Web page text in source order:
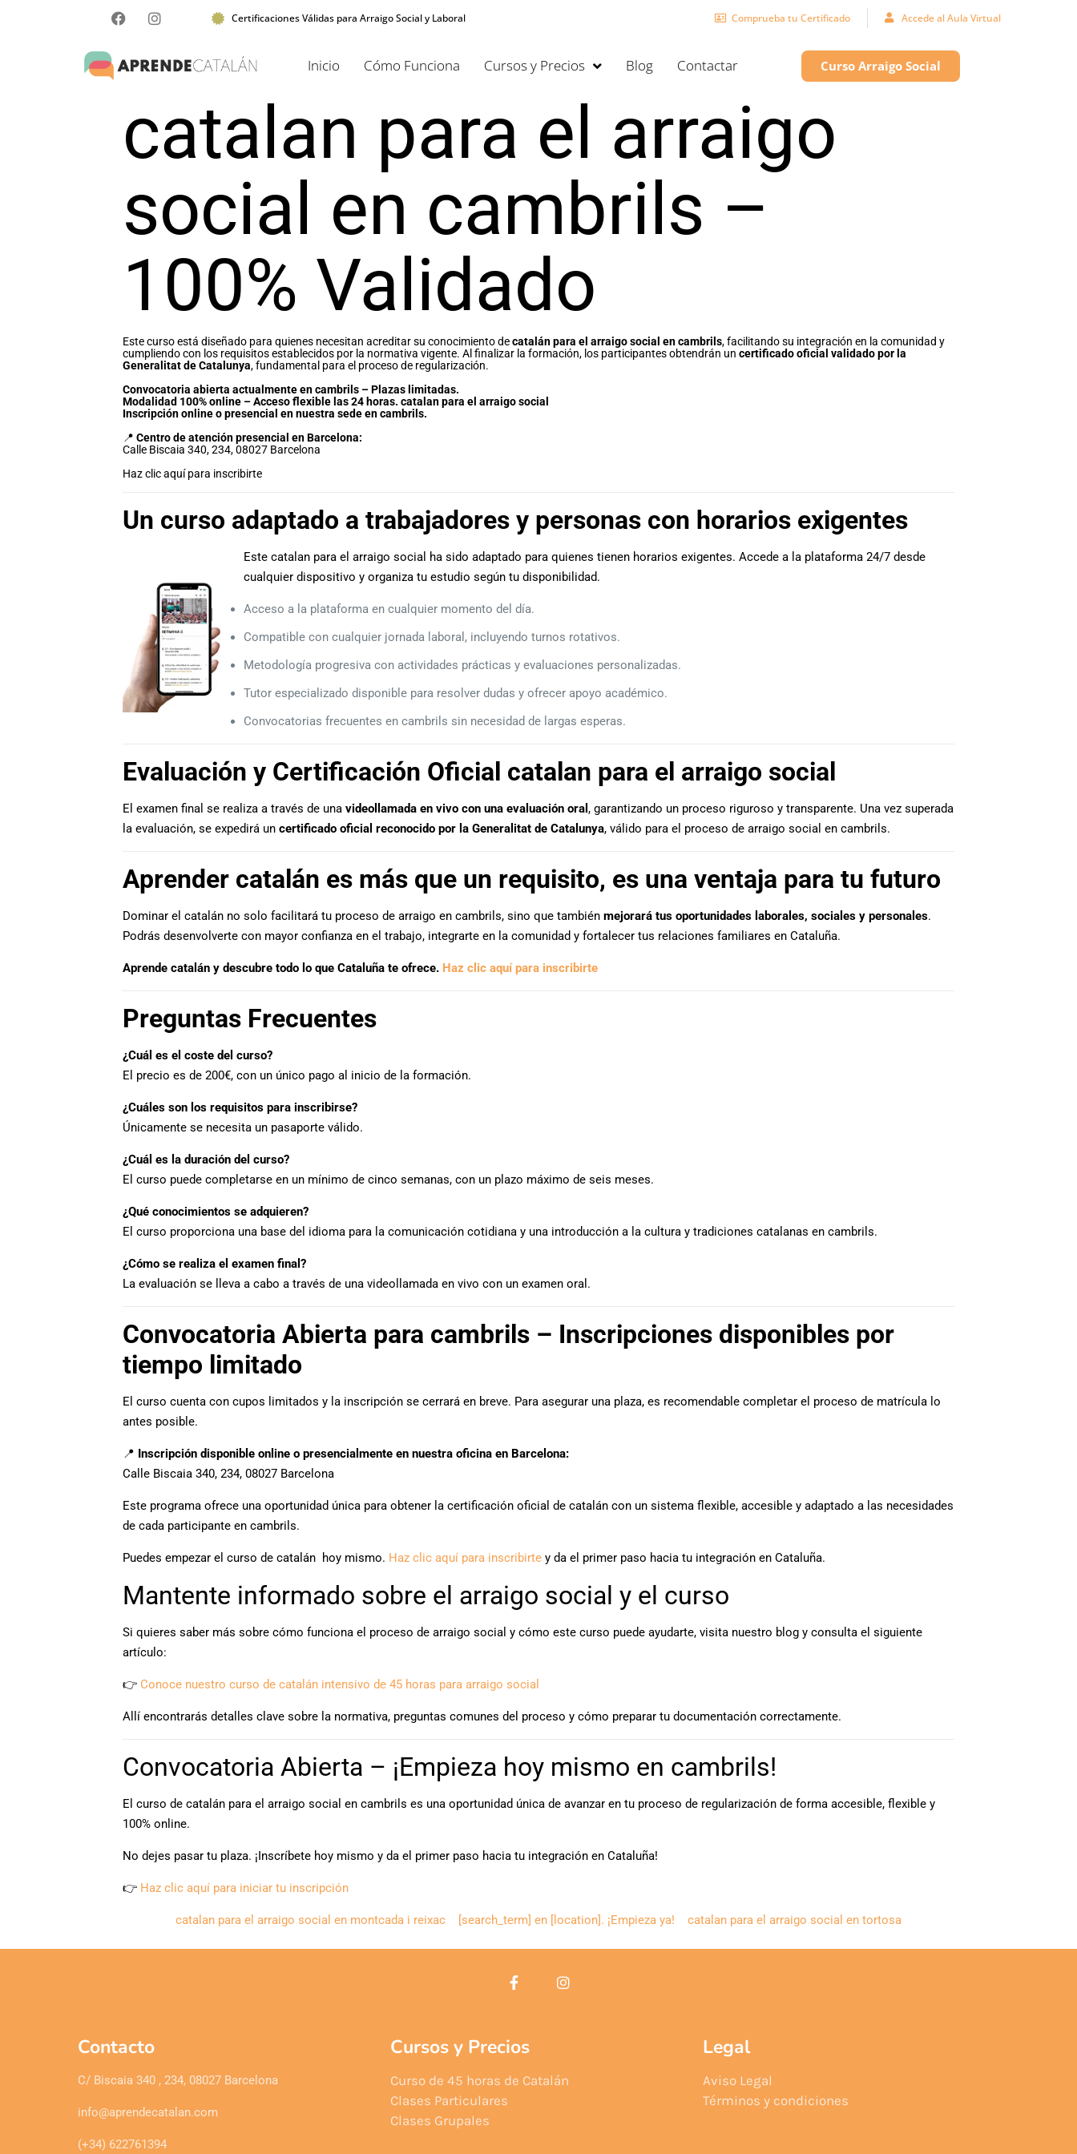
Certificaciones Válidas para Arraigo Social y Laboral Comprueba tu Certificado Accede al Aula Virtual
Inicio Cómo Funciona Cursos y Precios Blog Contactar Curso Arraigo Social
catalan para el arraigo
social en cambrils –
100% Validado
Este curso está diseñado para quienes necesitan acreditar su conocimiento decatalán para el arraigo social en cambrils, facilitando su integración en la comunidad y
cumpliendo con los requisitos establecidos por la normativa vigente. Al finalizar la formación, los participantes obtendrán un certificado oficial validado por la
Generalitat de Catalunya, fundamental para el proceso de regularización.
Convocatoria abierta actualmente en cambrils – Plazas limitadas.
Modalidad 100% online – Acceso flexible las 24 horas. catalan para el arraigo social
Inscripción online o presencial en nuestra sede en cambrils.
📍 Centro de atención presencial en Barcelona:
Calle Biscaia 340, 234, 08027 Barcelona
Haz clic aquí para inscribirte
Un curso adaptado a trabajadores y personas con horarios exigentes
Este catalan para el arraigo social ha sido adaptado para quienes tienen horarios exigentes. Accede a la plataforma 24/7 desde
cualquier dispositivo y organiza tu estudio según tu disponibilidad.
Acceso a la plataforma en cualquier momento del día.
Compatible con cualquier jornada laboral, incluyendo turnos rotativos.
Metodología progresiva con actividades prácticas y evaluaciones personalizadas.
Tutor especializado disponible para resolver dudas y ofrecer apoyo académico.
Convocatorias frecuentes en cambrils sin necesidad de largas esperas.
Evaluación y Certificación Oficial catalan para el arraigo social
El examen final se realiza a través de una videollamada en vivo con una evaluación oral , garantizando un proceso riguroso y transparente. Una vez superada
la evaluación, se expedirá un certificado oficial reconocido por la Generalitat de Catalunya, válido para el proceso de arraigo social en cambrils.
Aprender catalán es más que un requisito, es una ventaja para tu futuro
Dominar el catalán no solo facilitará tu proceso de arraigo en cambrils, sino que también mejorará tus oportunidades laborales, sociales y personales.
Podrás desenvolverte con mayor confianza en el trabajo, integrarte en la comunidad y fortalecer tus relaciones familiares en Cataluña.
Aprende catalán y descubre todo lo que Cataluña te ofrece. Haz clic aquí para inscribirte
Preguntas Frecuentes
¿Cuál es el coste del curso?
El precio es de 200€, con un único pago al inicio de la formación.
¿Cuáles son los requisitos para inscribirse?
Únicamente se necesita un pasaporte válido.
¿Cuál es la duración del curso?
El curso puede completarse en un mínimo de cinco semanas, con un plazo máximo de seis meses.
¿Qué conocimientos se adquieren?
El curso proporciona una base del idioma para la comunicación cotidiana y una introducción a la cultura y tradiciones catalanas en cambrils.
¿Cómo se realiza el examen final?
La evaluación se lleva a cabo a través de una videollamada en vivo con un examen oral.
Convocatoria Abierta para cambrils – Inscripciones disponibles por
tiempo limitado
El curso cuenta con cupos limitados y la inscripción se cerrará en breve. Para asegurar una plaza, es recomendable completar el proceso de matrícula lo
antes posible.
📍 Inscripción disponible online o presencialmente en nuestra oficina en Barcelona:
Calle Biscaia 340, 234, 08027 Barcelona
Este programa ofrece una oportunidad única para obtener la certificación oficial de catalán con un sistema flexible, accesible y adaptado a las necesidades
de cada participante en cambrils.
Puedes empezar el curso de catalán hoy mismo. Haz clic aquí para inscribirtey da el primer paso hacia tu integración en Cataluña.
Mantente informado sobre el arraigo social y el curso
Si quieres saber más sobre cómo funciona el proceso de arraigo social y cómo este curso puede ayudarte, visita nuestro blog y consulta el siguiente
artículo:
👉 Conoce nuestro curso de catalán intensivo de 45 horas para arraigo social
Allí encontrarás detalles clave sobre la normativa, preguntas comunes del proceso y cómo preparar tu documentación correctamente.
Convocatoria Abierta – ¡Empieza hoy mismo en cambrils!
El curso de catalán para el arraigo social en cambrils es una oportunidad única de avanzar en tu proceso de regularización de forma accesible, flexible y
100% online.
No dejes pasar tu plaza. ¡Inscríbete hoy mismo y da el primer paso hacia tu integración en Cataluña!
👉 Haz clic aquí para iniciar tu inscripción
catalan para el arraigo social en montcada i reixac [search_term] en [location]. ¡Empieza ya! catalan para el arraigo social en tortosa
Contacto
C/ Biscaia 340 , 234, 08027 Barcelona
info@aprendecatalan.com
(+34) 622761394
Cursos y Precios
Curso de 45 horas de Catalán
Clases Particulares
Clases Grupales
Legal
Aviso Legal
Términos y condiciones